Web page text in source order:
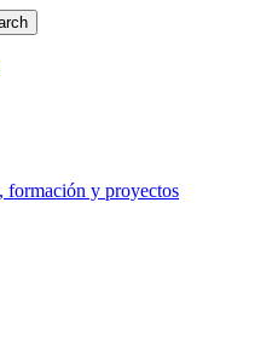
formación y proyectos